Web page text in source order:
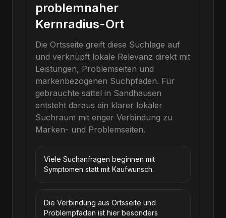
problemnaher
Kernradius-Ort
Die Ortsseite greift diese Suchlage auf
und verknüpft lokale Relevanz direkt mit
Leistungen, Problemseiten und
markenbezogenen Suchpfaden. Für
gebrauchte sättel in Sandhausen
entsteht daraus ein klarer lokaler
Suchraum mit enger Verbindung zu
Marken- und Problemseiten.
Viele Suchanfragen beginnen mit
Symptomen statt mit Kaufwunsch.
Die Verbindung aus Ortsseite und
Problempfaden ist hier besonders